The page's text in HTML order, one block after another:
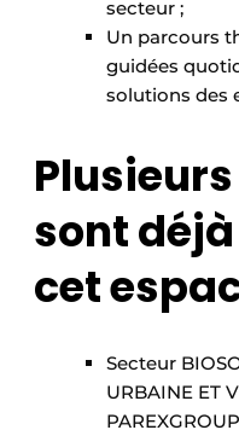
secteur ;
Un parcours
guidées
solutions des
sont
cet
Secteur
URBAINE ET